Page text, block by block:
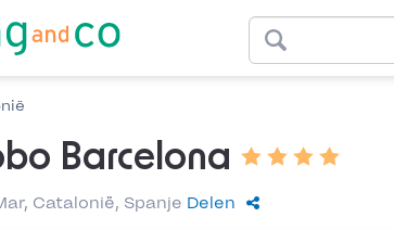
Barcelona
Catalonië, Spanje Delen